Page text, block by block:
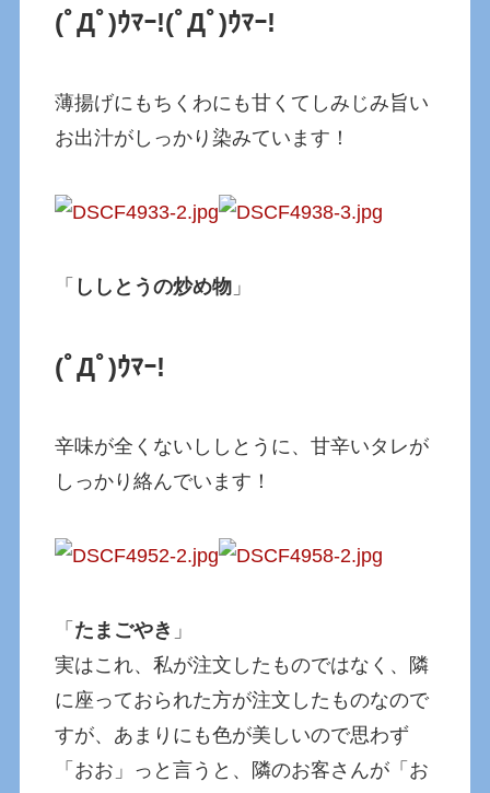
(ﾟДﾟ)ｳﾏｰ!(ﾟДﾟ)ｳﾏｰ!
薄揚げにもちくわにも甘くてしみじみ旨い
お出汁がしっかり染みています！
「 ししとうの炒め物 」
(ﾟДﾟ)ｳﾏｰ!
辛味が全くないししとうに、甘辛いタレが
しっかり絡んでいます！
「 たまごやき 」
実はこれ、私が注文したものではなく、隣
に座っておられた方が注文したものなので
すが、あまりにも色が美しいので思わず
「おお」っと言うと、隣のお客さんが「お